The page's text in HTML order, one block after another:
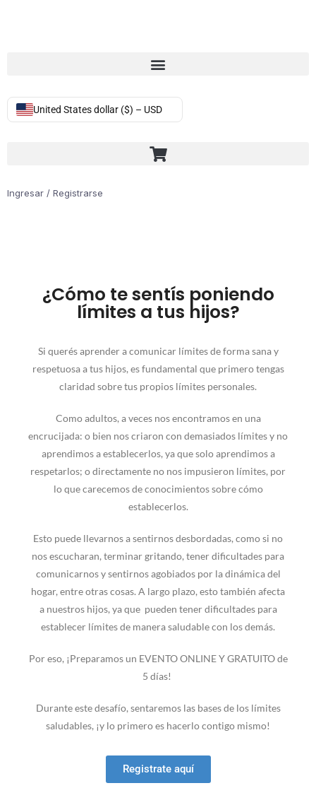
United States dollar ($) – USD
Ingresar / Registrarse
¿Cómo te sentís poniendo
límites a tus hijos?
Si querés aprender a comunicar límites de forma sana y
respetuosa a tus hijos, es fundamental que primero tengas
claridad sobre tus propios límites personales.
Como adultos, a veces nos encontramos en una
encrucijada: o bien nos criaron con demasiados límites y no
aprendimos a establecerlos, ya que solo aprendimos a
respetarlos; o directamente no nos impusieron límites, por
lo que carecemos de conocimientos sobre cómo
establecerlos.
Esto puede llevarnos a sentirnos desbordadas, como si no
nos escucharan, terminar gritando, tener dificultades para
comunicarnos y sentirnos agobiados por la dinámica del
hogar, entre otras cosas. A largo plazo, esto también afecta
a nuestros hijos, ya que pueden tener dificultades para
establecer límites de manera saludable con los demás.
Por eso, ¡Preparamos un EVENTO ONLINE Y GRATUITO de
5 días!
Durante este desafío, sentaremos las bases de los límites
saludables, ¡y lo primero es hacerlo contigo mismo!
Registrate aquí